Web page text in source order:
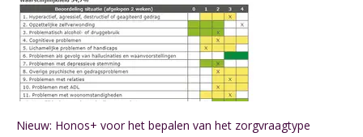
Nieuw: Honos+ voor het bepalen van het zorgvraagtype